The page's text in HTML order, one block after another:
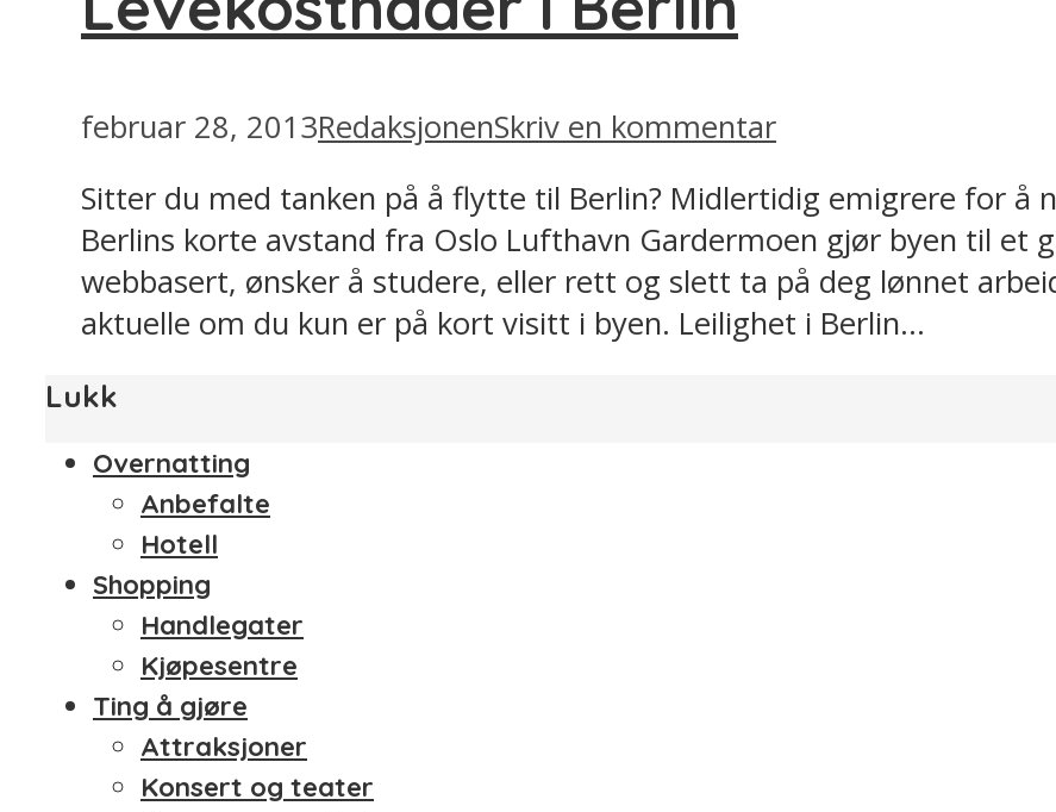
februar 28, 2013RedaksjonenSkriv en kommentar
Sitter du med tanken på å flytte til Berlin? Midlertidig emigrere for å
Berlins korte avstand fra Oslo Lufthavn Gardermoen gjør byen til et
webbasert, ønsker å studere, eller rett og slett ta på deg lønnet
aktuelle om du kun er på kort visitt i byen. Leilighet i Berlin...
Lukk
Overnatting
Anbefalte
Hotell
Shopping
Handlegater
Kjøpesentre
Ting å gjøre
Attraksjoner
Konsert og teater